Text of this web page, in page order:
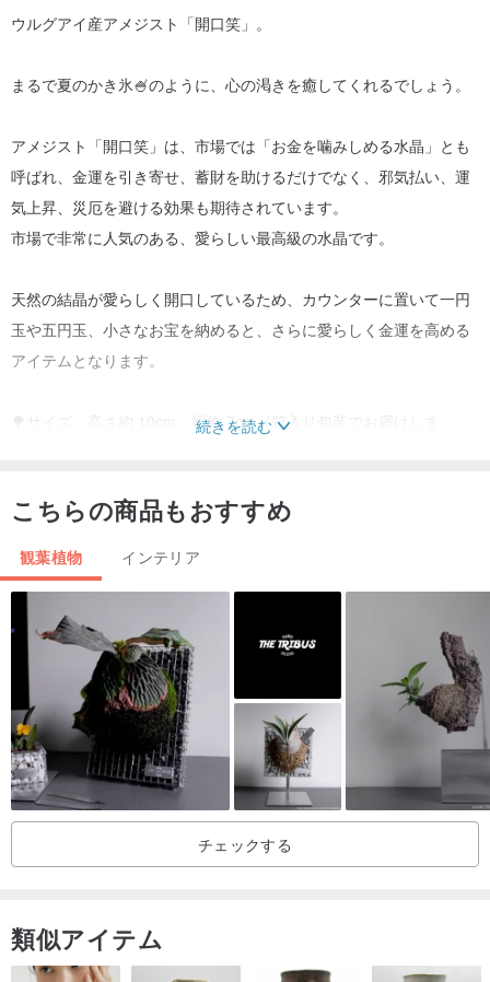
ウルグアイ産アメジスト「開口笑」。
まるで夏のかき氷🍧のように、心の渇きを癒してくれるでしょう。
アメジスト「開口笑」は、市場では「お金を噛みしめる水晶」とも
呼ばれ、金運を引き寄せ、蓄財を助けるだけでなく、邪気払い、運
気上昇、災厄を避ける効果も期待されています。
市場で非常に人気のある、愛らしい最高級の水晶です。
天然の結晶が愛らしく開口しているため、カウンターに置いて一円
玉や五円玉、小さなお宝を納めると、さらに愛らしく金運を高める
アイテムとなります。
🌳サイズ：高さ約 10cm、幅約 7cm（箱入り包装でお届けしま
フ。
🌳お届け時期：ご購入の翌日に発送し、約 2 日以内にお届けしま
す。
🌳🌳🌳注意事項：
🍃商品はプリザーブドリーフを使用しており、新鮮な植物を特殊な
処理で乾燥させて作られています。「水に触れないでください」。
🍃プリザーブドリーフは通常 1～5 年以上、またはそれ以上保存可
能です。
保存方法によって期間は異なりますが、乾燥した状態を保ち、圧迫
を避ければ、より長く保存できます。
🍃天然植物を使用しているため、輸送中に多少の葉落ちがあるのは
続きを読む
こちらの商品もおすすめ
観葉植物 インテリア
チェックする
類似アイテム